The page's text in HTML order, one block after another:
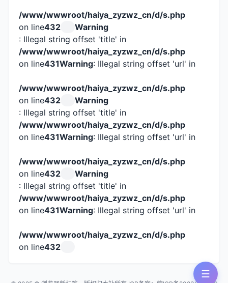
/www/wwwroot/haiya_zyzwz_cn/d/s.php
on line432
Warning
: Illegal string offset 'title' in
/www/wwwroot/haiya_zyzwz_cn/d/s.php
on line431Warning: Illegal string offset 'url' in
/www/wwwroot/haiya_zyzwz_cn/d/s.php
on line432
Warning
: Illegal string offset 'title' in
/www/wwwroot/haiya_zyzwz_cn/d/s.php
on line431Warning: Illegal string offset 'url' in
/www/wwwroot/haiya_zyzwz_cn/d/s.php
on line432
Warning
: Illegal string offset 'title' in
/www/wwwroot/haiya_zyzwz_cn/d/s.php
on line431Warning: Illegal string offset 'url' in
/www/wwwroot/haiya_zyzwz_cn/d/s.php
on line432
☰